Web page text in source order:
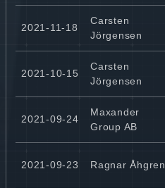
2021-11-18
Carsten
Jörgensen
2021-10-15
Carsten
Jörgensen
2021-09-24
Maxander
Group AB
2021-09-23 Ragnar Åhgren